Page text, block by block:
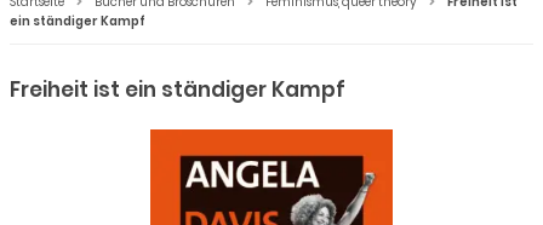
ein ständiger Kampf
Freiheit ist ein ständiger Kampf